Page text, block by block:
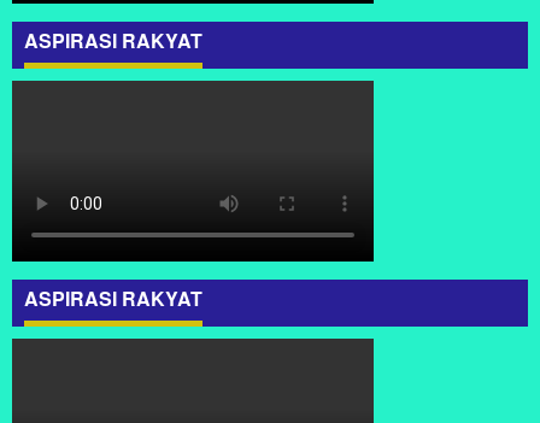
ASPIRASI RAKYAT
ASPIRASI RAKYAT